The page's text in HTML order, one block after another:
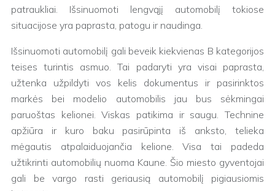
patraukliai. Išsinuomoti lengvąjį automobilį tokiose
situacijose yra paprasta, patogu ir naudinga.
Išsinuomoti automobilį gali beveik kiekvienas B kategorijos
teises turintis asmuo. Tai padaryti yra visai paprasta,
užtenka užpildyti vos kelis dokumentus ir pasirinktos
markės bei modelio automobilis jau bus sėkmingai
paruoštas kelionei. Viskas patikima ir saugu. Technine
apžiūra ir kuro baku pasirūpinta iš anksto, telieka
mėgautis atpalaiduojančia kelione. Visa tai padeda
užtikrinti automobilių nuoma Kaune. Šio miesto gyventojai
gali be vargo rasti geriausią automobilį pigiausiomis